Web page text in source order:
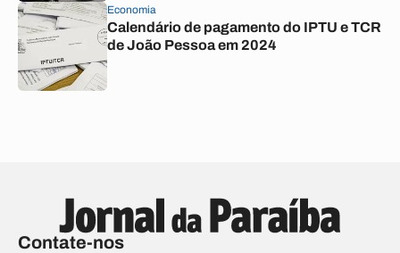
Economia
Calendário de pagamento do IPTU e TCR
de João Pessoa em 2024
Contate-nos